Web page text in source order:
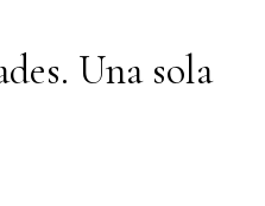
Una sola